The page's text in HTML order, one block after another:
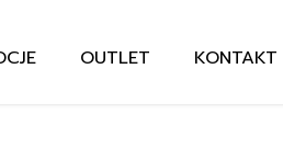
OUTLET KONTAKT